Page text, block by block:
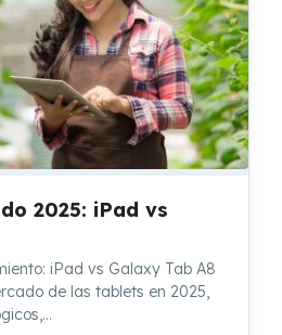
2025: iPad vs
iPad vs Galaxy Tab A8
de las tablets en 2025,